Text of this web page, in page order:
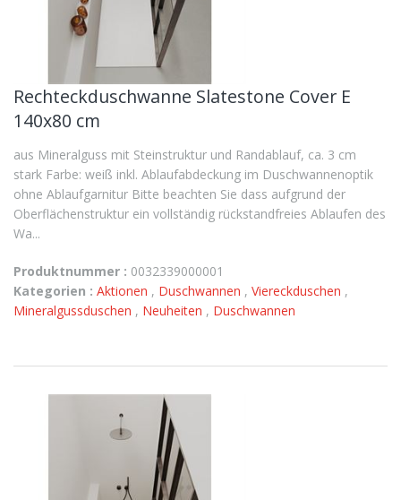
Rechteckduschwanne Slatestone Cover E
140x80 cm
aus Mineralguss mit Steinstruktur und Randablauf, ca. 3 cm
stark Farbe: weiß inkl. Ablaufabdeckung im Duschwannenoptik
ohne Ablaufgarnitur Bitte beachten Sie dass aufgrund der
Oberflächenstruktur ein vollständig rückstandfreies Ablaufen des
Wa...
Produktnummer : 0032339000001
Kategorien : Aktionen , Duschwannen , Viereckduschen ,
Mineralgussduschen , Neuheiten , Duschwannen